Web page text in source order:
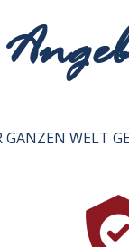
GANZEN WELT